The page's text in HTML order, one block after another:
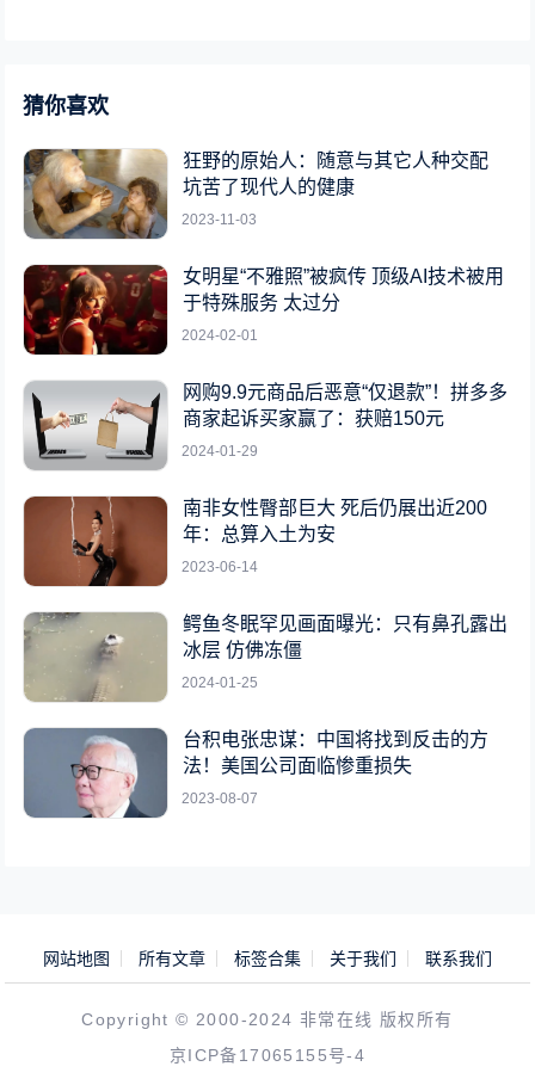
猜你喜欢
狂野的原始人：随意与其它人种交配
坑苦了现代人的健康
2023-11-03
女明星“不雅照”被疯传 顶级AI技术被用
于特殊服务 太过分
2024-02-01
网购9.9元商品后恶意“仅退款”！拼多多
商家起诉买家赢了：获赔150元
2024-01-29
南非女性臀部巨大 死后仍展出近200
年：总算入土为安
2023-06-14
鳄鱼冬眠罕见画面曝光：只有鼻孔露出
冰层 仿佛冻僵
2024-01-25
台积电张忠谋：中国将找到反击的方
法！美国公司面临惨重损失
2023-08-07
网站地图 所有文章 标签合集 关于我们 联系我们
Copyright © 2000-2024 非常在线 版权所有
京ICP备17065155号-4